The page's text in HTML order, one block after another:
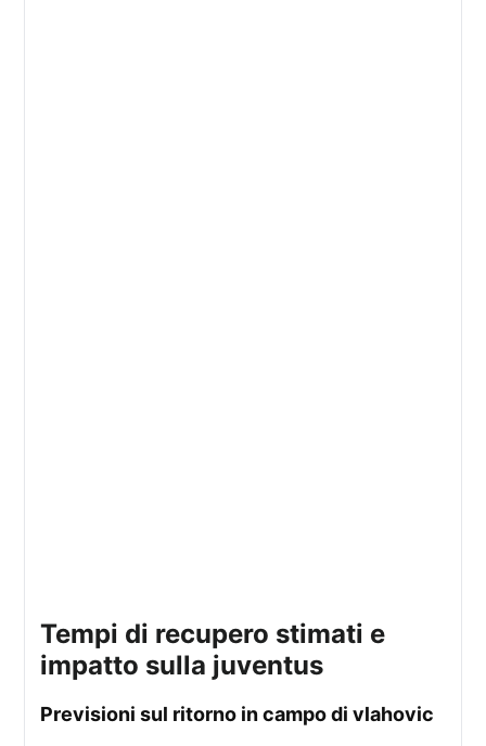
tempi di recupero stimati e
impatto sulla juventus
previsioni sul ritorno in campo di vlahovic